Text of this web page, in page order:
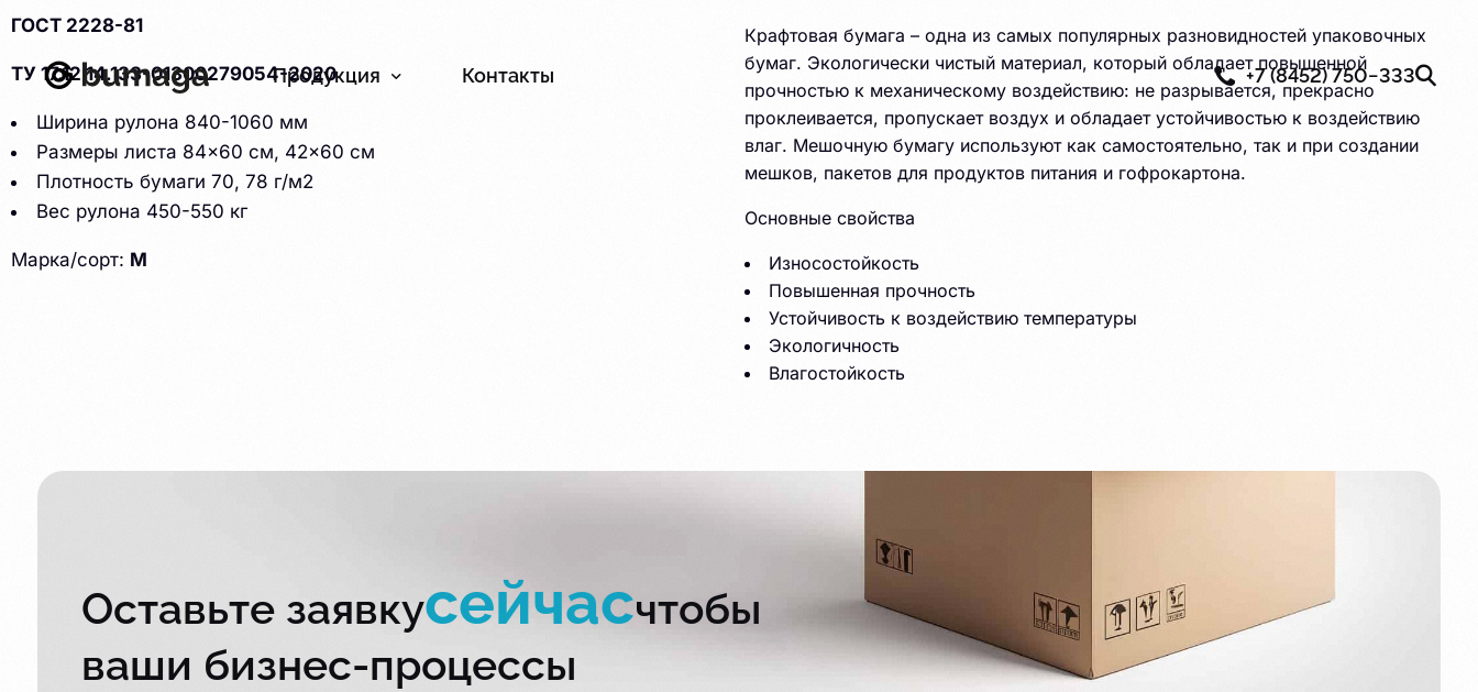
Продукция
Бумага
Контакты +7 (8452) 750−333
ГОСТ 2228-81
ТУ 17.12.14.133-01300279054-2020
Ширина рулона 840-1060 мм
Размеры листа 84×60 см, 42×60 см
Плотность бумаги 70, 78 г/м2
Вес рулона 450-550 кг
Марка/сорт: М
Крафтовая бумага – одна из самых популярных разновидностей упаковочных
бумаг. Экологически чистый материал, который обладает повышенной
прочностью к механическому воздействию: не разрывается, прекрасно
проклеивается, пропускает воздух и обладает устойчивостью к воздействию
влаг. Мешочную бумагу используют как самостоятельно, так и при создании
мешков, пакетов для продуктов питания и гофрокартона.
Основные свойства
Износостойкость
Повышенная прочность
Устойчивость к воздействию температуры
Экологичность
Влагостойкость
Оставьте заявкусейчасчтобы
ваши бизнес-процессы